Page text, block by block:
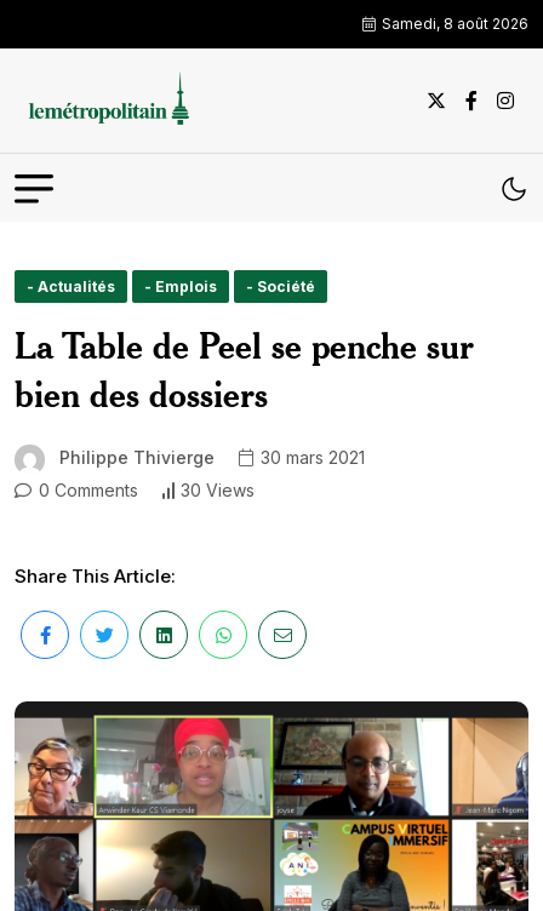
Samedi, 8 août 2026
- Actualités - Emplois - Société
La Table de Peel se penche sur
bien des dossiers
Philippe Thivierge
30 mars 2021
0 Comments
30 Views
Share This Article: